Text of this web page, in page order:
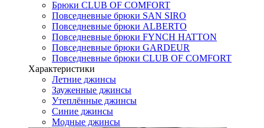
Брюки CLUB OF COMFORT
Повседневные брюки SAN SIRO
Повседневные брюки ALBERTO
Повседневные брюки FYNCH HATTON
Повседневные брюки GARDEUR
Повседневные брюки CLUB OF COMFORT
Характеристики
Летние джинсы
Зауженные джинсы
Утеплённые джинсы
Синие джинсы
Модные джинсы